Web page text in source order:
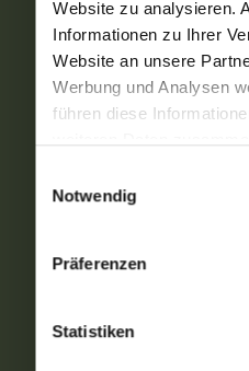
Website zu analysieren.
Informationen zu Ihrer
Website an unsere
Werbung und Analysen
führen diese
Nutzung der Dienste
Notwendig
Präferenzen
Statistiken